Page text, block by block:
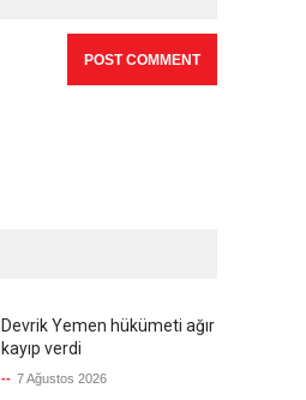
Devrik Yemen hükümeti ağır
kayıp verdi
-- 7 Ağustos 2026